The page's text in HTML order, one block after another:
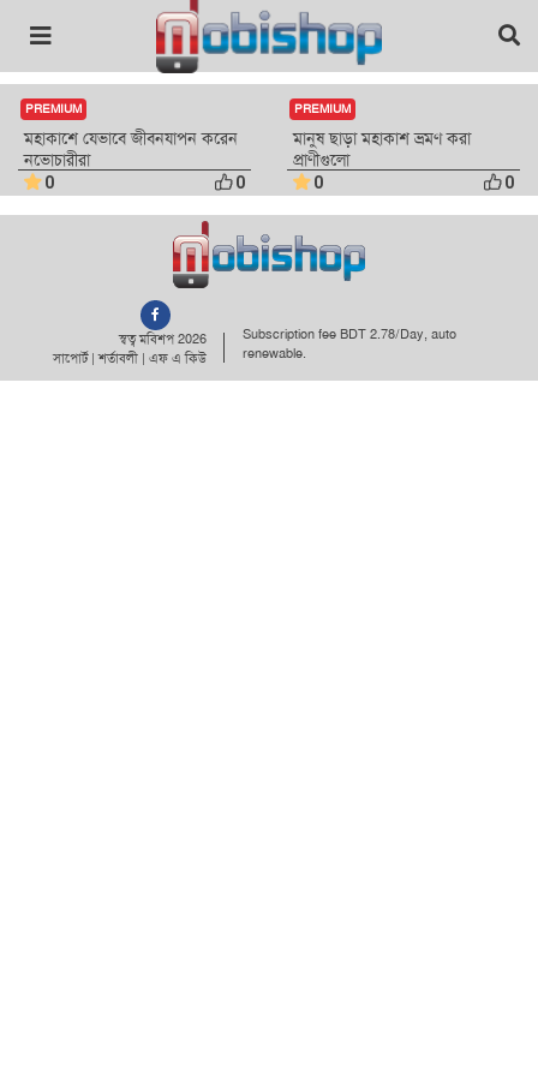
PREMIUM
মহাকাশে যেভাবে জীবনযাপন করেন
নভোচারীরা
0 0
PREMIUM
মানুষ ছাড়া মহাকাশ ভ্রমণ করা
প্রাণীগুলো
0 0
Subscription fee BDT 2.78/Day, auto
renewable.
স্বত্ব মবিশপ 2026
সাপোর্ট | শর্তাবলী | এফ এ কিউ